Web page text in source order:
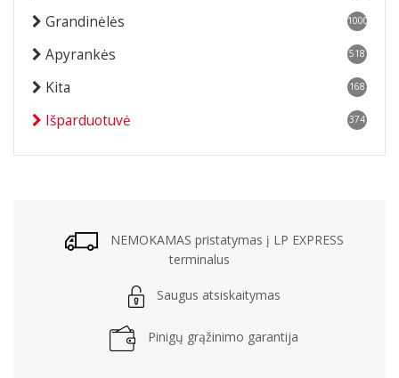
Grandinėlės 1000
Apyrankės 518
Kita 168
Išparduotuvė 374
NEMOKAMAS pristatymas į LP EXPRESS
terminalus
Saugus atsiskaitymas
Pinigų grąžinimo garantija